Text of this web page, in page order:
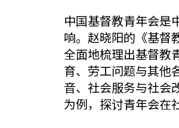
中国基督教青年会是
响。赵晓阳的《基督
全面地梳理出基督教
育、劳工问题与其他
音、社会服务与社会
为例，探讨青年会在